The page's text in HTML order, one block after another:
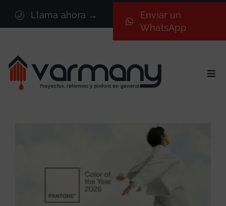
contenido
Llama ahora →
Enviar un
WhatsApp